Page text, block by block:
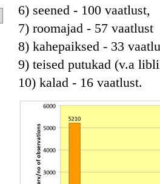
6) seened - 100 vaatlust,
7) roomajad - 57 vaatlust
8) kahepaiksed - 33
9) teised putukad (v.a
10) kalad - 16 vaatlust.